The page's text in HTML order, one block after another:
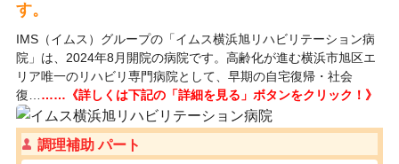
す。
IMS（イムス）グループの「イムス横浜旭リハビリテーション病
院​」は、2024年8月開院の病院です。高齢化が進む横浜市旭区エ
リア唯一のリハビリ専門病院として、早期の自宅復帰・社会
復… ……《詳しくは下記の「詳細を見る」ボタンをクリック！》
調理補助 パート